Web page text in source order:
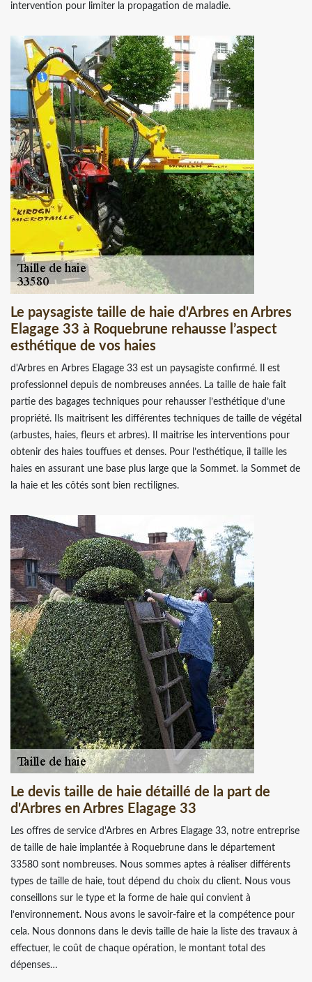
intervention pour limiter la propagation de maladie.
Le paysagiste taille de haie d'Arbres en Arbres
Elagage 33 à Roquebrune rehausse l’aspect
esthétique de vos haies
d'Arbres en Arbres Elagage 33 est un paysagiste confirmé. Il est
professionnel depuis de nombreuses années. La taille de haie fait
partie des bagages techniques pour rehausser l’esthétique d’une
propriété. Ils maitrisent les différentes techniques de taille de végétal
(arbustes, haies, fleurs et arbres). Il maitrise les interventions pour
obtenir des haies touffues et denses. Pour l’esthétique, il taille les
haies en assurant une base plus large que la Sommet. la Sommet de
la haie et les côtés sont bien rectilignes.
Le devis taille de haie détaillé de la part de
d'Arbres en Arbres Elagage 33
Les offres de service d'Arbres en Arbres Elagage 33, notre entreprise
de taille de haie implantée à Roquebrune dans le département
33580 sont nombreuses. Nous sommes aptes à réaliser différents
types de taille de haie, tout dépend du choix du client. Nous vous
conseillons sur le type et la forme de haie qui convient à
l’environnement. Nous avons le savoir-faire et la compétence pour
cela. Nous donnons dans le devis taille de haie la liste des travaux à
effectuer, le coût de chaque opération, le montant total des
dépenses…